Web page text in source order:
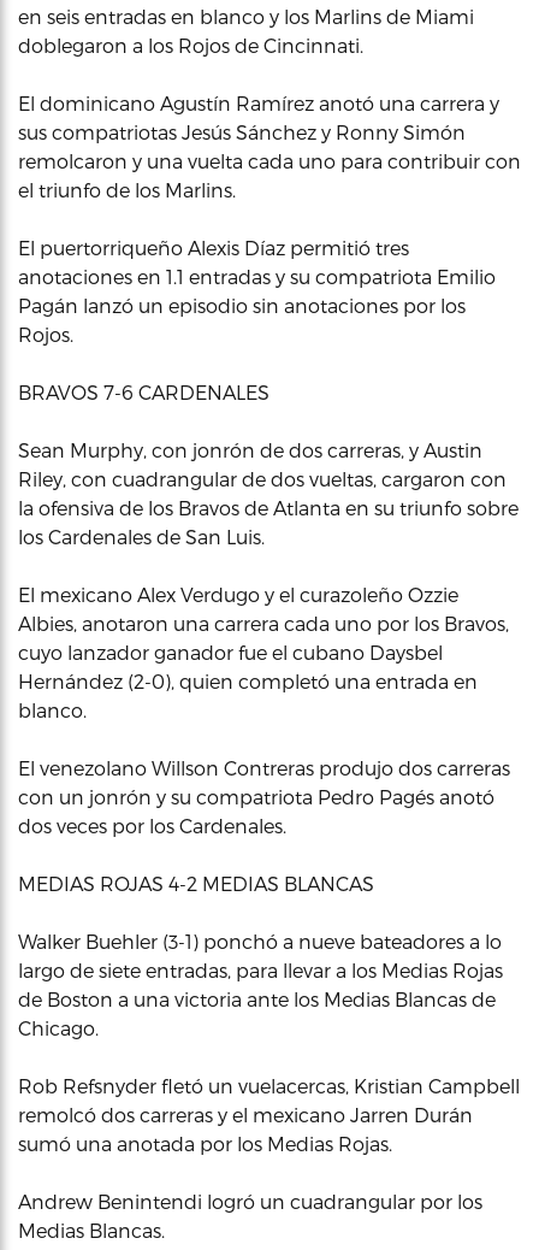
en seis entradas en blanco y los Marlins de Miami
doblegaron a los Rojos de Cincinnati.
El dominicano Agustín Ramírez anotó una carrera y
sus compatriotas Jesús Sánchez y Ronny Simón
remolcaron y una vuelta cada uno para contribuir con
el triunfo de los Marlins.
El puertorriqueño Alexis Díaz permitió tres
anotaciones en 1.1 entradas y su compatriota Emilio
Pagán lanzó un episodio sin anotaciones por los
Rojos.
BRAVOS 7-6 CARDENALES
Sean Murphy, con jonrón de dos carreras, y Austin
Riley, con cuadrangular de dos vueltas, cargaron con
la ofensiva de los Bravos de Atlanta en su triunfo sobre
los Cardenales de San Luis.
El mexicano Alex Verdugo y el curazoleño Ozzie
Albies, anotaron una carrera cada uno por los Bravos,
cuyo lanzador ganador fue el cubano Daysbel
Hernández (2-0), quien completó una entrada en
blanco.
El venezolano Willson Contreras produjo dos carreras
con un jonrón y su compatriota Pedro Pagés anotó
dos veces por los Cardenales.
MEDIAS ROJAS 4-2 MEDIAS BLANCAS
Walker Buehler (3-1) ponchó a nueve bateadores a lo
largo de siete entradas, para llevar a los Medias Rojas
de Boston a una victoria ante los Medias Blancas de
Chicago.
Rob Refsnyder fletó un vuelacercas, Kristian Campbell
remolcó dos carreras y el mexicano Jarren Durán
sumó una anotada por los Medias Rojas.
Andrew Benintendi logró un cuadrangular por los
Medias Blancas.